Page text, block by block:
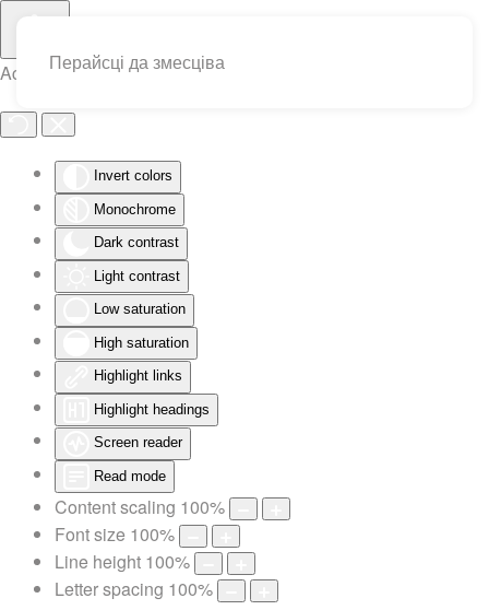
Accessibility Tools
Invert colors
Monochrome
Dark contrast
Light contrast
Low saturation
High saturation
Highlight links
Highlight headings
Screen reader
Read mode
Content scaling 100%
Font size 100%
Line height 100%
Letter spacing 100%
Перайсці да змесціва